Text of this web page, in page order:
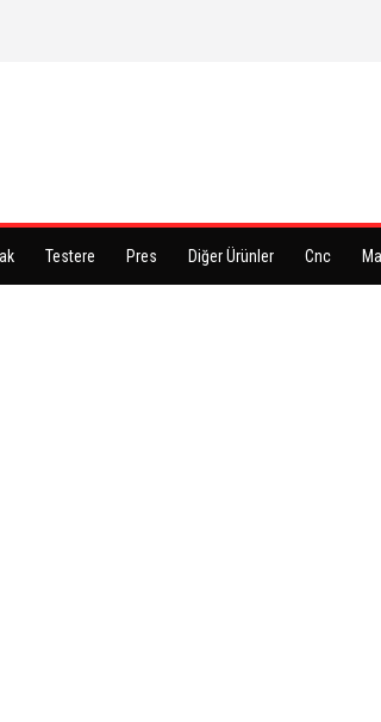
Testere Pres Diğer Ürünler Cnc